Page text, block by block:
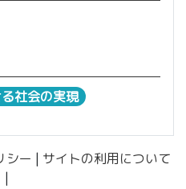
社会の実現
シー | サイトの利用について
|